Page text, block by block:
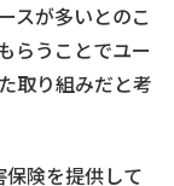
スが多いとのこ
らうことでユー
取り組みだと考
険を提供して